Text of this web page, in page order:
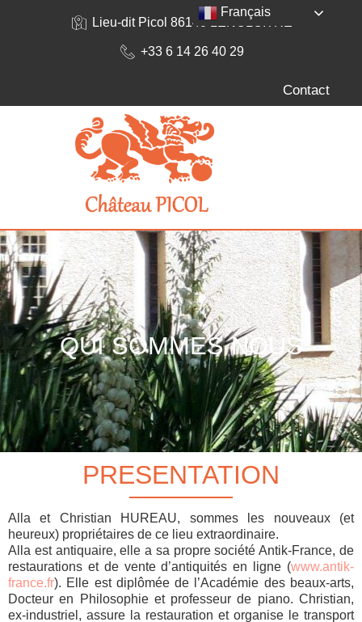
Lieu-dit Picol 86140 LENCLOITRE
+33 6 14 26 40 29
Contact
QUI SOMMES NOUS
PRESENTATION
Alla et Christian HUREAU, sommes les nouveaux (et
heureux) propriétaires de ce lieu extraordinaire.
Alla est antiquaire, elle a sa propre société Antik-France, de
restaurations et de vente d’antiquités en ligne (www.antik-
france.fr). Elle est diplômée de l’Académie des beaux-arts,
Docteur en Philosophie et professeur de piano. Christian,
ex-industriel, assure la restauration et organise le transport
Français